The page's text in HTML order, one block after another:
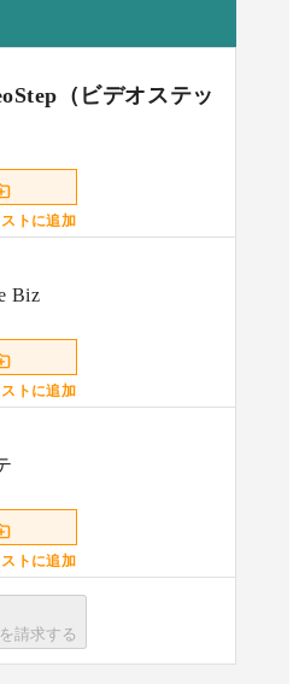
（ビデオステッ
トに追加
Biz
トに追加
トに追加
教育
請求する